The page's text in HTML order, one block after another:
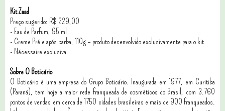
Kit Zaad
Preço sugerido: R$ 229,00
- Eau de Parfum, 95 ml
- Creme Pré e após barba, 110g – produto desenvolvido exclusivamente para o kit
- Nécessaire exclusiva
Sobre O Boticário
O Boticário é uma empresa do Grupo Boticário. Inaugurada em 1977, em Curitiba
(Paraná), tem hoje a maior rede franqueada de cosméticos do Brasil, com 3.760
pontos de vendas em cerca de 1750 cidades brasileiras e mais de 900 franqueados.